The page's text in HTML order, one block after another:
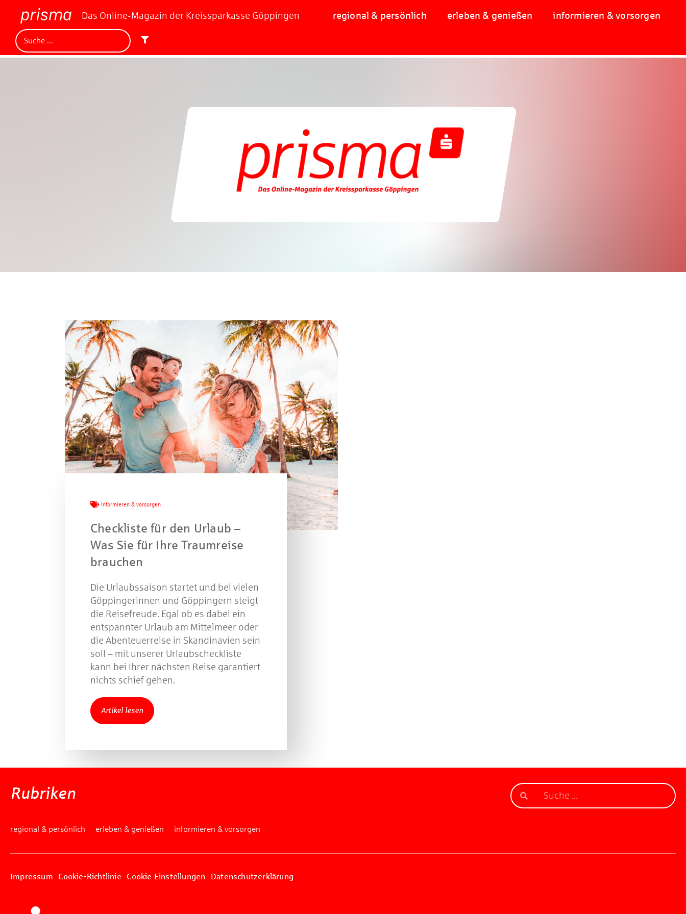
Das Online-Magazin der Kreissparkasse Göppingen regional & persönlich erleben & genießen informieren & vorsorgen
informieren & vorsorgen
Checkliste für den Urlaub –
Was Sie für Ihre Traumreise
brauchen
Die Urlaubssaison startet und bei vielen
Göppingerinnen und Göppingern steigt
die Reisefreude. Egal ob es dabei ein
entspannter Urlaub am Mittelmeer oder
die Abenteuerreise in Skandinavien sein
soll – mit unserer Urlaubscheckliste
kann bei Ihrer nächsten Reise garantiert
nichts schief gehen.
Artikel lesen
Rubriken
regional & persönlich erleben & genießen informieren & vorsorgen
Impressum Cookie-Richtlinie Cookie Einstellungen Datenschutzerklärung
Jetzt mitmachen und gewinnen!
Machen Sie mit bei unserem Gewinnspiel! Bis 31. Dezember 2021
verlosen wir 10 Gutscheine des Treffpunkt Gold der
Kreissparkasse Göppingen im Wert von je 30 Euro.
Beantworten Sie einfach folgende Frage:
Welches Jubiläum feiert die Kreissparkasse Göppingen in
diesem Jahr?
Gewinnspiel geschlossen